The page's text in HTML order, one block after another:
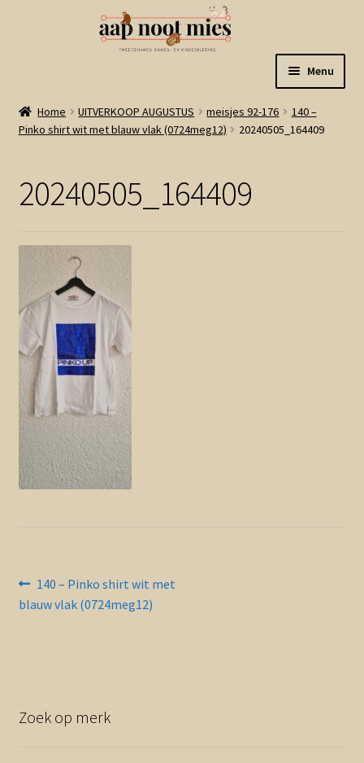
naar
navigatie
de
inhoud
Menu
Welkom
Winkel
Winkelmand
Linkjes
Contact en nieuwsbrief
Home UITVERKOOP AUGUSTUS meisjes 92-176
140 –
Pinko shirt wit met blauw vlak (0724meg12)
20240505_164409
20240505_164409
Bericht
navigatie
Vorig
bericht:
140 – Pinko shirt wit met
blauw vlak (0724meg12)
Zoek op merk